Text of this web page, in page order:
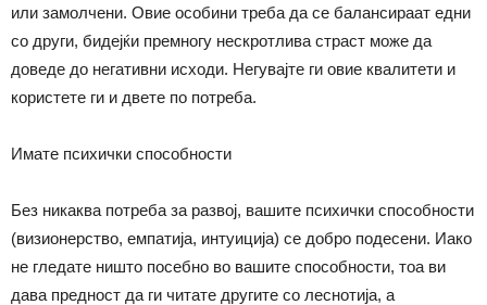
или замолчени. Овие особини треба да се балансираат едни
со други, бидејќи премногу нескротлива страст може да
доведе до негативни исходи. Негувајте ги овие квалитети и
користете ги и двете по потреба.
Имате психички способности
Без никаква потреба за развој, вашите психички способности
(визионерство, емпатија, интуиција) се добро подесени. Иако
не гледате ништо посебно во вашите способности, тоа ви
дава предност да ги читате другите со леснотија, а